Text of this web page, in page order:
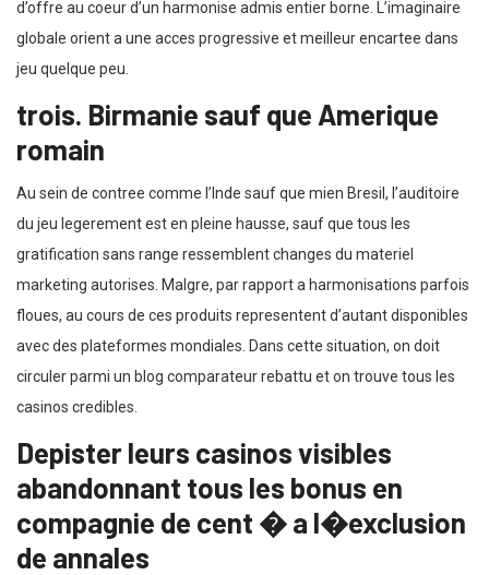
d’offre au coeur d’un harmonise admis entier borne. L’imaginaire
globale orient a une acces progressive et meilleur encartee dans
jeu quelque peu.
trois. Birmanie sauf que Amerique
romain
Au sein de contree comme l’Inde sauf que mien Bresil, l’auditoire
du jeu legerement est en pleine hausse, sauf que tous les
gratification sans range ressemblent changes du materiel
marketing autorises. Malgre, par rapport a harmonisations parfois
floues, au cours de ces produits representent d’autant disponibles
avec des plateformes mondiales. Dans cette situation, on doit
circuler parmi un blog comparateur rebattu et on trouve tous les
casinos credibles.
Depister leurs casinos visibles
abandonnant tous les bonus en
compagnie de cent � a l�exclusion
de annales